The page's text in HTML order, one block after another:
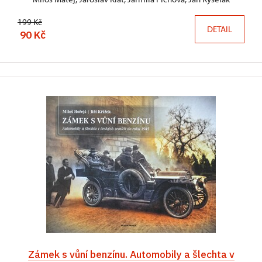
199 Kč
90 Kč DETAIL
Zámek s vůní benzínu. Automobily a šlechta v